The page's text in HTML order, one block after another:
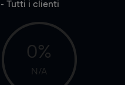
- Tutti i clienti
0%
N/A